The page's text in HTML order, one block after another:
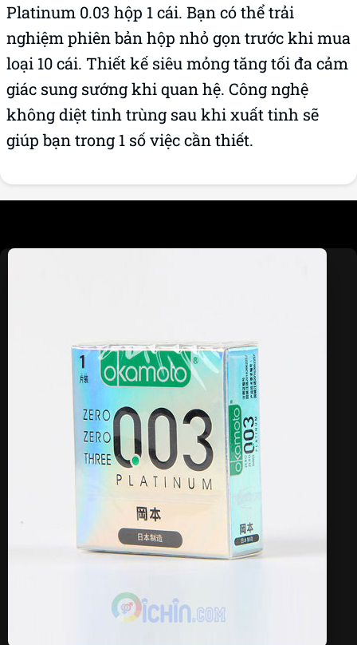
Platinum 0.03 hộp 1 cái. Bạn có thể trải
nghiệm phiên bản hộp nhỏ gọn trước khi mua
loại 10 cái. Thiết kế siêu mỏng tăng tối đa cảm
giác sung sướng khi quan hệ. Công nghệ
không diệt tinh trùng sau khi xuất tinh sẽ
giúp bạn trong 1 số việc cần thiết.